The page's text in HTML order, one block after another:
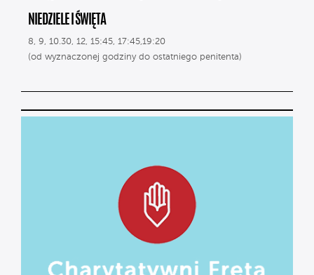
NIEDZIELE I ŚWIĘTA
8, 9, 10.30, 12, 15:45, 17:45,19:20
(od wyznaczonej godziny do ostatniego penitenta)